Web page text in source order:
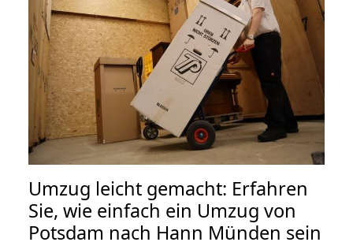
Umzug leicht gemacht: Erfahren
Sie, wie einfach ein Umzug von
Potsdam nach Hann Münden sein